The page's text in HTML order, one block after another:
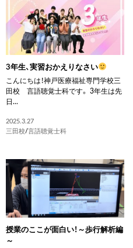
3年生、実習おかえりなさい
こんにちは！神戸医療福祉専門学校三
田校 言語聴覚士科です。 3年生は先
日...
2025.3.27
三田校/言語聴覚士科
授業のここが面白い！～歩行解析編
～